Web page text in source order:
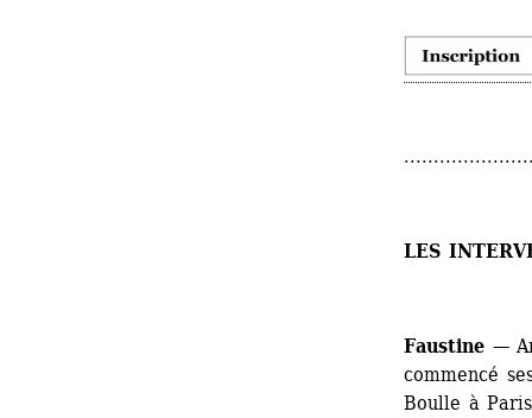
LES
Faustine —
commencé
Boulle à